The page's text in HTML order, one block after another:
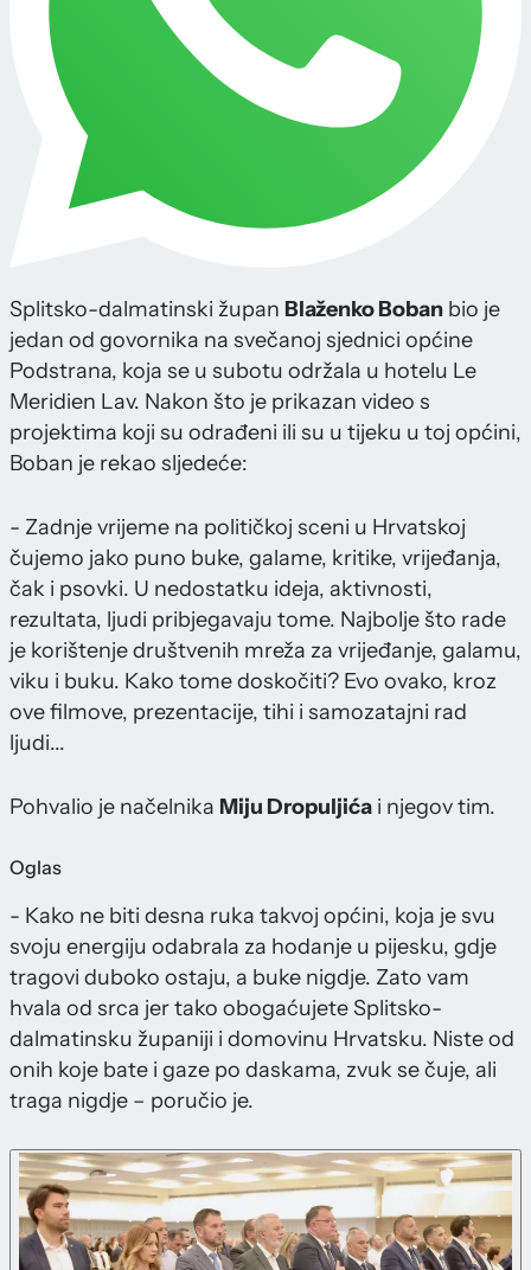
Splitsko-dalmatinski župan Blaženko Boban bio je
jedan od govornika na svečanoj sjednici općine
Podstrana, koja se u subotu održala u hotelu Le
Meridien Lav. Nakon što je prikazan video s
projektima koji su odrađeni ili su u tijeku u toj općini,
Boban je rekao sljedeće:
- Zadnje vrijeme na političkoj sceni u Hrvatskoj
čujemo jako puno buke, galame, kritike, vrijeđanja,
čak i psovki. U nedostatku ideja, aktivnosti,
rezultata, ljudi pribjegavaju tome. Najbolje što rade
je korištenje društvenih mreža za vrijeđanje, galamu,
viku i buku. Kako tome doskočiti? Evo ovako, kroz
ove filmove, prezentacije, tihi i samozatajni rad
ljudi...
Pohvalio je načelnika Miju Dropuljića i njegov tim.
Oglas
- Kako ne biti desna ruka takvoj općini, koja je svu
svoju energiju odabrala za hodanje u pijesku, gdje
tragovi duboko ostaju, a buke nigdje. Zato vam
hvala od srca jer tako obogaćujete Splitsko-
dalmatinsku županiji i domovinu Hrvatsku. Niste od
onih koje bate i gaze po daskama, zvuk se čuje, ali
traga nigdje – poručio je.